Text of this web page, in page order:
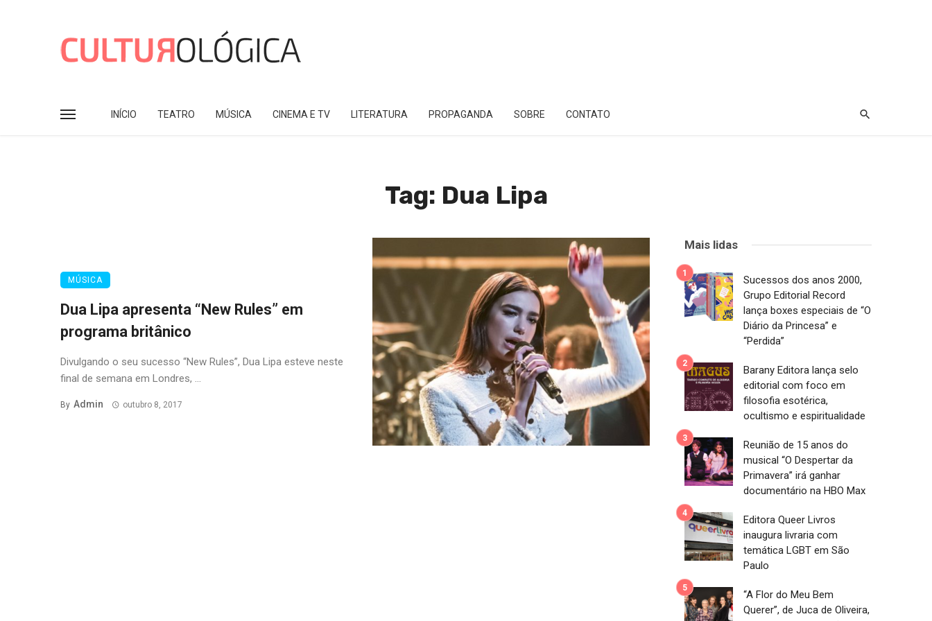
INÍCIO TEATRO MÚSICA CINEMA E TV LITERATURA PROPAGANDA SOBRE CONTATO
Tag: Dua Lipa
MÚSICA
Dua Lipa apresenta “New Rules” em
programa britânico
Divulgando o seu sucesso “New Rules”, Dua Lipa esteve neste
final de semana em Londres, ...
By Admin outubro 8, 2017
Mais lidas
Sucessos dos anos 2000,
Grupo Editorial Record
lança boxes especiais de “O
Diário da Princesa” e
“Perdida”
Barany Editora lança selo
editorial com foco em
filosofia esotérica,
ocultismo e espiritualidade
Reunião de 15 anos do
musical “O Despertar da
Primavera” irá ganhar
documentário na HBO Max
Editora Queer Livros
inaugura livraria com
temática LGBT em São
Paulo
“A Flor do Meu Bem
Querer”, de Juca de Oliveira,